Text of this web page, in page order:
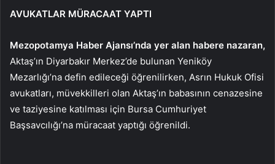
AVUKATLAR MÜRACAAT YAPTI
Mezopotamya Haber Ajansı’nda yer alan habere nazaran,
Aktaş’ın Diyarbakır Merkez’de bulunan Yeniköy
Mezarlığı’na defin edileceği öğrenilirken, Asrın Hukuk Ofisi
avukatları, müvekkilleri olan Aktaş’ın babasının cenazesine
ve taziyesine katılması için Bursa Cumhuriyet
Başsavcılığı’na müracaat yaptığı öğrenildi.